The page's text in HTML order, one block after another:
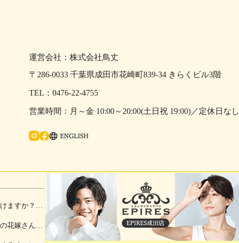
運営会社：株式会社鳥丈
〒286-0033 千葉県成田市花崎町839-34 きらくビル3階
0476-22-4755
月～金 10:00～20:00(土日祝 19:00)／定休日なし
ますか？夏
ャンス！
花嫁さんに